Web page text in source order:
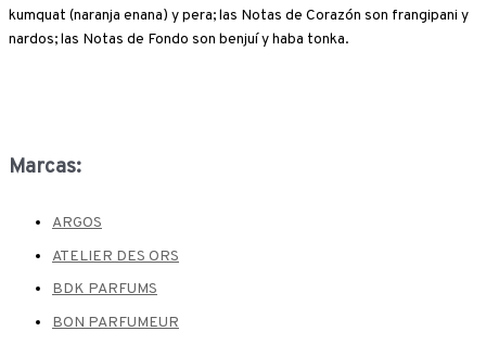
Marcas:
ARGOS
ATELIER DES ORS
BDK PARFUMS
BON PARFUMEUR
kumquat (naranja enana) y pera; las Notas de Corazón son frangipani y
nardos; las Notas de Fondo son benjuí y haba tonka.